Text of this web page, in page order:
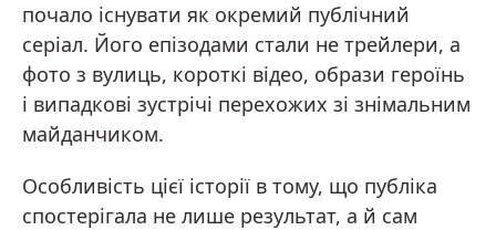
почало існувати як окремий публічний
серіал. Його епізодами стали не трейлери, а
фото з вулиць, короткі відео, образи героїнь
і випадкові зустрічі перехожих зі знімальним
майданчиком.
Особливість цієї історії в тому, що публіка
спостерігала не лише результат, а й сам